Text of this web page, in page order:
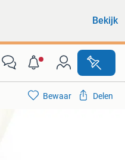
Bekijk
Bewaar Delen